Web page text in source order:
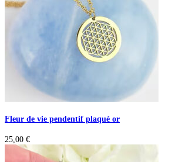
Fleur de vie pendentif plaqué or
25,00 €